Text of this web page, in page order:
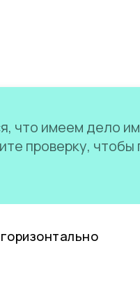
что имеем дело
проверку, чтобы